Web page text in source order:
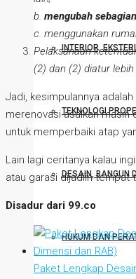
INTERIOR,
TEKNOLOGI
DESAIN, BANGUN
HUKUM DAN
b. mengubah
c. menggunakan
Pelaksanaan
(2) dan (2) diatur
Jadi, kesimpulannya
merenovasi asalkan masih
untuk memperbaiki atap
Lain lagi ceritanya kalau
atau garasi dijadiin tempat
Disadur dari 99.co
Paket Lengkap